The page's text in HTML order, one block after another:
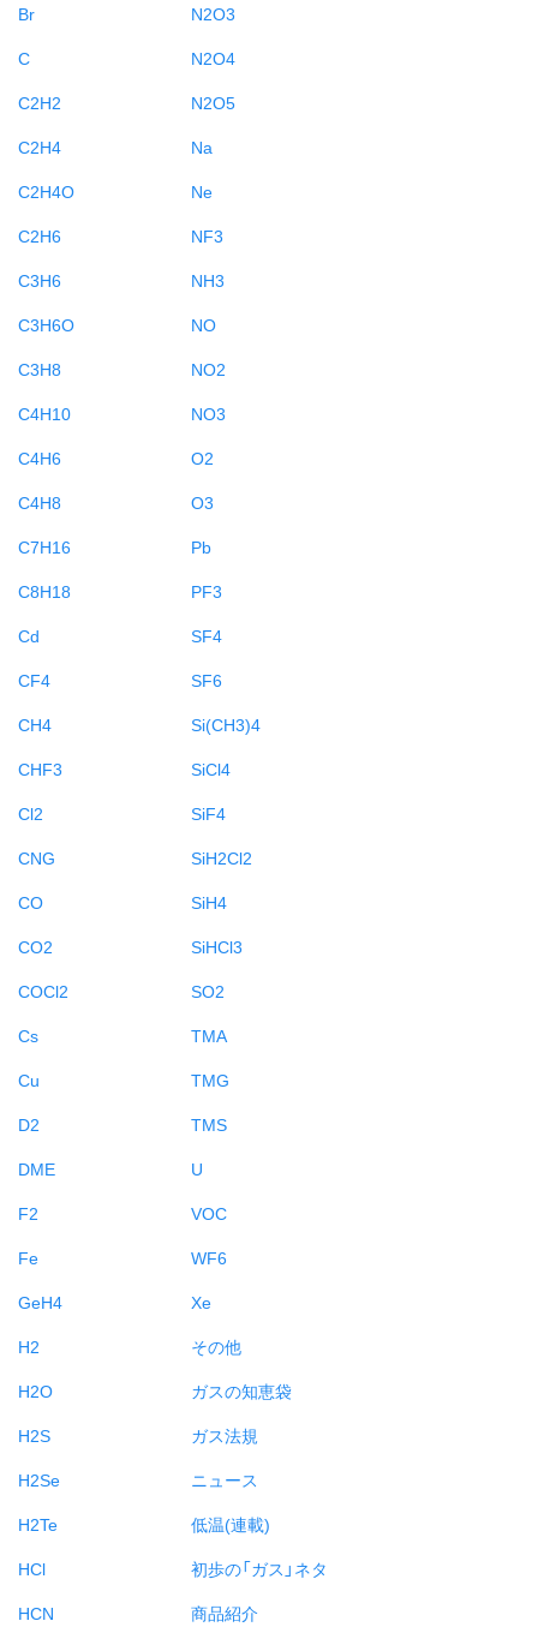
Br
C
C2H2
C2H4
C2H4O
C2H6
C3H6
C3H6O
C3H8
C4H10
C4H6
C4H8
C7H16
C8H18
Cd
CF4
CH4
CHF3
Cl2
CNG
CO
CO2
COCl2
Cs
Cu
D2
DME
F2
Fe
GeH4
H2
H2O
H2S
H2Se
H2Te
HCl
HCN
N2O3
N2O4
N2O5
Na
Ne
NF3
NH3
NO
NO2
NO3
O2
O3
Pb
PF3
SF4
SF6
Si(CH3)4
SiCl4
SiF4
SiH2Cl2
SiH4
SiHCl3
SO2
TMA
TMG
TMS
U
VOC
WF6
Xe
その他
ガスの知恵袋
ガス法規
ニュース
低温(連載)
初歩の「ガス」ネタ
商品紹介